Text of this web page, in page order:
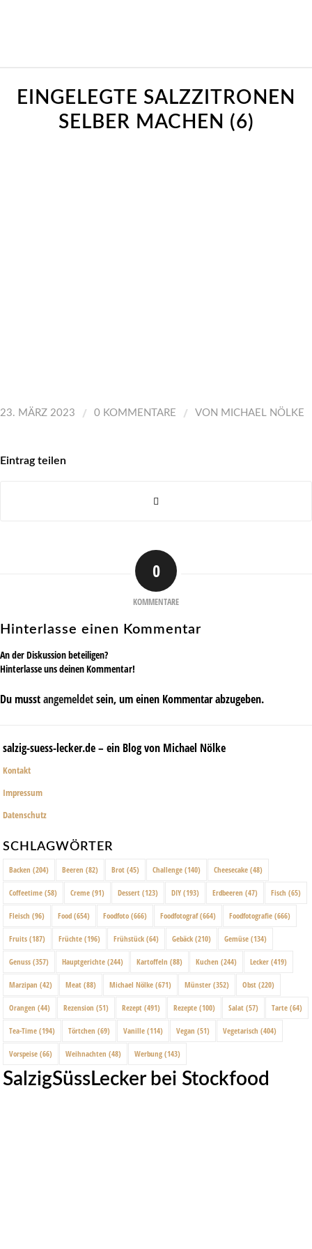
EINGELEGTE SALZZITRONEN
SELBER MACHEN (6)
23. MÄRZ 2023 / 0 KOMMENTARE / VON MICHAEL NÖLKE
Eintrag teilen
0
KOMMENTARE
Hinterlasse einen Kommentar
An der Diskussion beteiligen?
Hinterlasse uns deinen Kommentar!
Du musstangemeldetsein, um einen Kommentar abzugeben.
salzig-suess-lecker.de – ein Blog von Michael Nölke
Kontakt
Impressum
Datenschutz
SCHLAGWÖRTER
Backen (204) Beeren (82) Brot (45) Challenge (140) Cheesecake (48)
Coffeetime (58) Creme (91) Dessert (123) DIY (193) Erdbeeren (47) Fisch (65)
Fleisch (96) Food (654) Foodfoto (666) Foodfotograf(664) Foodfotografie (666)
Fruits (187) Früchte (196) Frühstück (64) Gebäck (210) Gemüse (134)
Genuss (357) Hauptgerichte (244) Kartoffeln (88) Kuchen (244) Lecker (419)
Marzipan (42) Meat (88) Michael Nölke (671) Münster (352) Obst (220)
Orangen (44) Rezension (51) Rezept (491) Rezepte (100) Salat (57) Tarte (64)
Tea-Time (194) Törtchen (69) Vanille (114) Vegan (51) Vegetarisch (404)
Vorspeise (66) Weihnachten (48) Werbung (143)
SalzigSüssLecker bei Stockfood